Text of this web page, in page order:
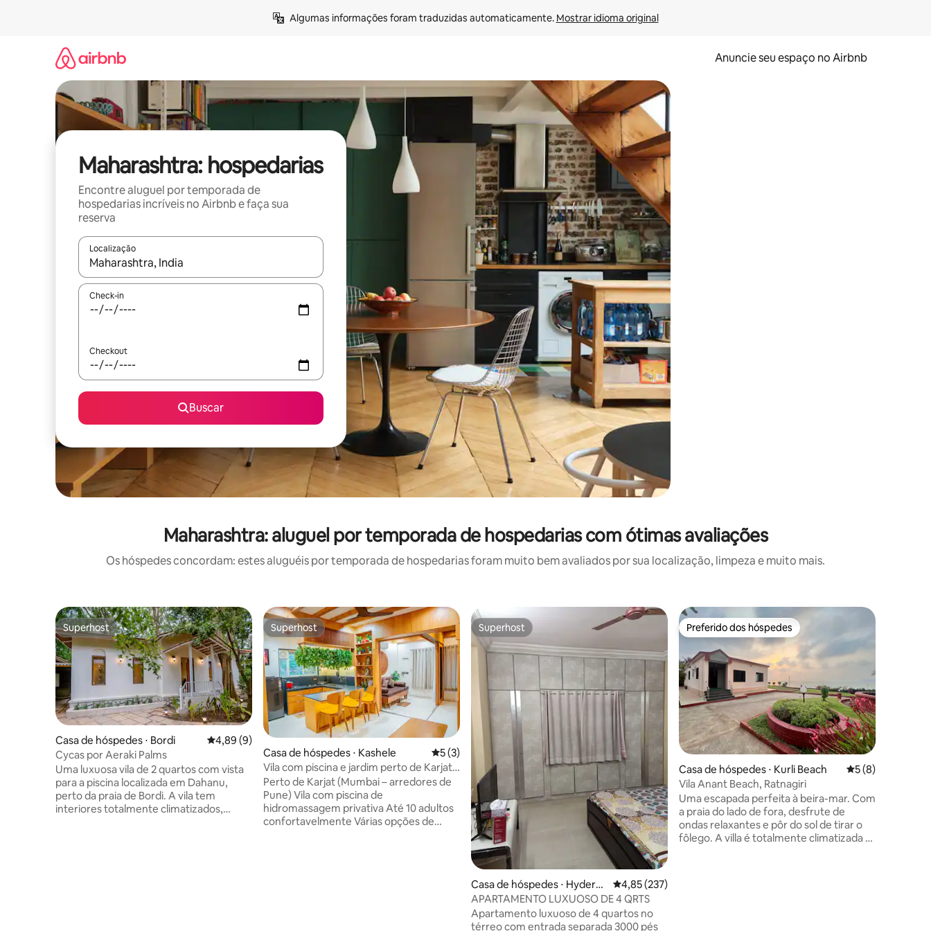
Algumas informações foram traduzidas automaticamente. Mostrar idioma original
Anuncie seu espaço no Airbnb
Maharashtra: hospedarias
Encontre aluguel por temporada de
hospedarias incríveis no Airbnb e faça sua
reserva
Localização
Quando os resultados estiverem disponíveis, explore-os usando as seta para cima e para baixo do teclado ou tocando e deslizando o dedo na tela.
Check-in
Checkout
Buscar
Maharashtra: aluguel por temporada de hospedarias com ótimas avaliações
Os hóspedes concordam: estes aluguéis por temporada de hospedarias foram muito bem avaliados por sua localização, limpeza e muito mais.
Superhost
Superhost
Casa de hóspedes ⋅ Bordi 4,89 de uma avaliação média de 5, 9 avaliações
4,89 (9)
Cycas por Aeraki Palms
Uma luxuosa vila de 2 quartos com vista
para a piscina localizada em Dahanu,
perto da praia de Bordi. A vila tem
interiores totalmente climatizados,
Superhost
Superhost
Casa de hóspedes ⋅ Kashele 5 de uma avaliação média de 5, 3 avaliações
5 (3)
Vila com piscina e jardim perto de Karjat -
Charme rústico
Perto de Karjat (Mumbai – arredores de
Pune) Vila com piscina de
hidromassagem privativa Até 10 adultos
confortavelmente Várias opções de
Superhost
Superhost
Casa de hóspedes ⋅ Hyderab
ad
4,85 de uma avaliação média de 5, 237 avaliações
4,85 (237)
APARTAMENTO LUXUOSO DE 4 QRTS
Apartamento luxuoso de 4 quartos no
térreo com entrada separada 3000 pés
Preferido dos hóspedes
Preferido dos hóspedes
Casa de hóspedes ⋅ Kurli Beach 5 de uma
5 (8)
Vila Anant Beach, Ratnagiri
Uma escapada perfeita à beira-mar. Com
a praia do lado de fora, desfrute de
ondas relaxantes e pôr do sol de tirar o
fôlego. A villa é totalmente climatizada e